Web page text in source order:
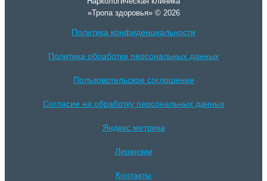
«Тропа здоровья» © 2026
Политика конфиденциальности
Политика обработки персональных данных
Пользовотельское соглошение
Согласие на обработку персональных данных
Яндекс метрика
Лицензии
Контакты